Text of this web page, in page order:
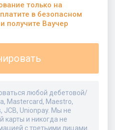
только на
в безопасном
получите Ваучер
любой дебетовой/
Mastercard, Maestro,
JCB, Unionpay. Мы не
и никогда не
с третьими лицами.